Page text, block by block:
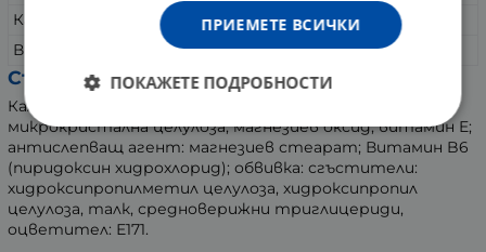
Калий
70 мг /4%*/
140 мг /8%*/
Витамин E
5 мг α-TE /42%*/ 10 мг α-TE /84%*/
Съдържание:
Калиев карбонат, пълнители: изомалт,
микрокристална целулоза; магнезиев оксид, витамин E;
антислепващ агент: магнезиев стеарат; Витамин B6
(пиридоксин хидрохлорид); обвивка: сгъстители:
хидроксипропилметил целулоза, хидроксипропил
целулоза, талк, средноверижни триглицериди,
оцветител: Е171.
ПРИЕМЕТЕ ВСИЧКИ
ПОКАЖЕТЕ ПОДРОБНОСТИ